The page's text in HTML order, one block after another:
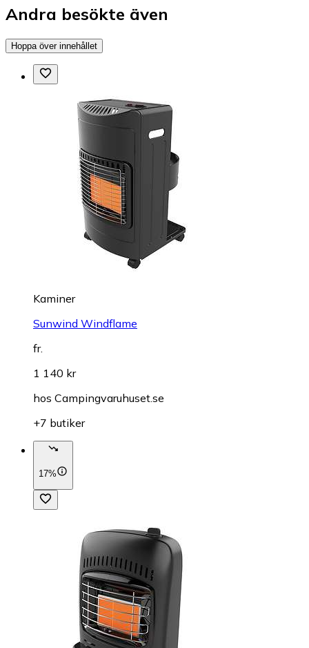
Andra besökte även
Hoppa över innehållet
Kaminer
Sunwind Windflame
fr.
1 140 kr
hos Campingvaruhuset.se
+7 butiker
17%